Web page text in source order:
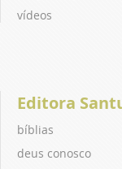
vídeos
Editora
bíblias
deus conosco